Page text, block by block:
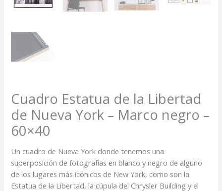
Cuadro Estatua de la Libertad
de Nueva York – Marco negro –
60×40
Un cuadro de Nueva York donde tenemos una
superposición de fotografías en blanco y negro de alguno
de los lugares más icónicos de New York, como son la
Estatua de la Libertad, la cúpula del Chrysler Building y el